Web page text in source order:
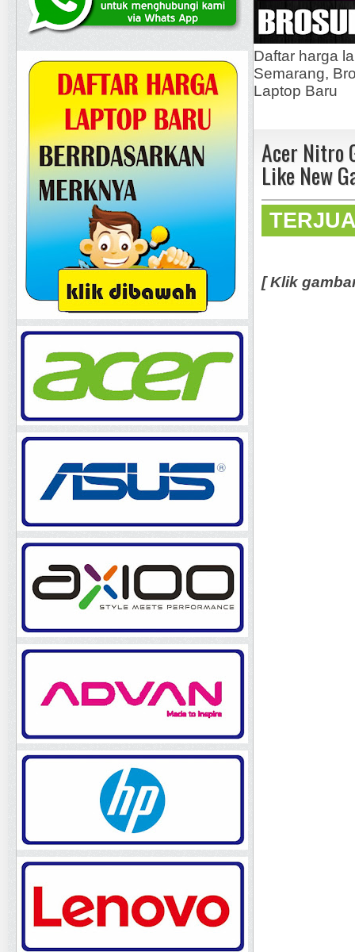
Daftar harga
Semarang,
Laptop Baru
Acer Nitro
Like New
[ Klik